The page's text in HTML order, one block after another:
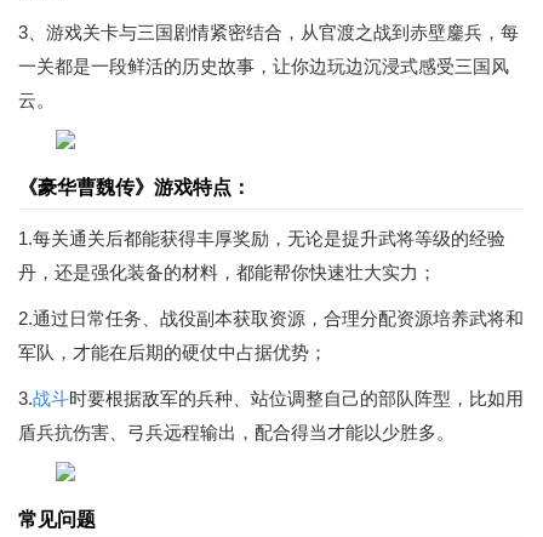
3、游戏关卡与三国剧情紧密结合，从官渡之战到赤壁鏖兵，每
一关都是一段鲜活的历史故事，让你边玩边沉浸式感受三国风
云。
《豪华曹魏传》游戏特点：
1.每关通关后都能获得丰厚奖励，无论是提升武将等级的经验
丹，还是强化装备的材料，都能帮你快速壮大实力；
2.通过日常任务、战役副本获取资源，合理分配资源培养武将和
军队，才能在后期的硬仗中占据优势；
3.战斗时要根据敌军的兵种、站位调整自己的部队阵型，比如用
盾兵抗伤害、弓兵远程输出，配合得当才能以少胜多。
常见问题